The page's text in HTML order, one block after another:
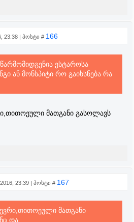
23:38 | პოსტი # 166
ესტაროსა
ან მონსპიტი რო გაიხსნება რა
მათგანი გასოლავს
23:39 | პოსტი # 167
მათგანი
და...